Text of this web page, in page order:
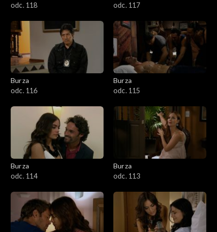
odc. 118
odc. 117
Burza
odc. 116
Burza
odc. 115
Burza
odc. 114
Burza
odc. 113